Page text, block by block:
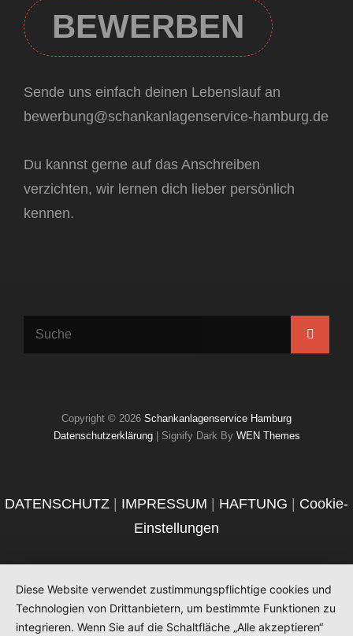
BEWERBEN
Sende uns einfach deinen Lebenslauf an
bewerbung@schankanlagenservice-hamburg.de
Du kannst gerne auf das Anschreiben
verzichten, wir lernen dich lieber persönlich
kennen.
Copyright © 2026 Schankanlagenservice Hamburg
Datenschutzerklärung| Signify Dark By WEN Themes
DATENSCHUTZ | IMPRESSUM | HAFTUNG | Cookie-
Einstellungen
Diese Website verwendet zustimmungspflichtige cookies und
Technologien von Drittanbietern, um bestimmte Funktionen zu
integrieren. Wenn Sie auf die Schaltfläche „Alle akzeptieren“